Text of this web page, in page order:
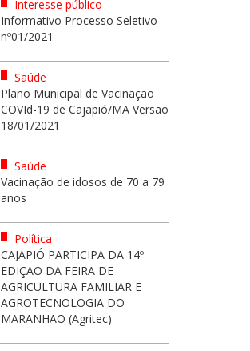
Interesse público
Informativo Processo Seletivo
nº01/2021
Saúde
Plano Municipal de Vacinação
COVId-19 de Cajapió/MA Versão
18/01/2021
Saúde
Vacinação de idosos de 70 a 79
anos
Política
CAJAPIÓ PARTICIPA DA 14º
EDIÇÃO DA FEIRA DE
AGRICULTURA FAMILIAR E
AGROTECNOLOGIA DO
MARANHÃO (Agritec)